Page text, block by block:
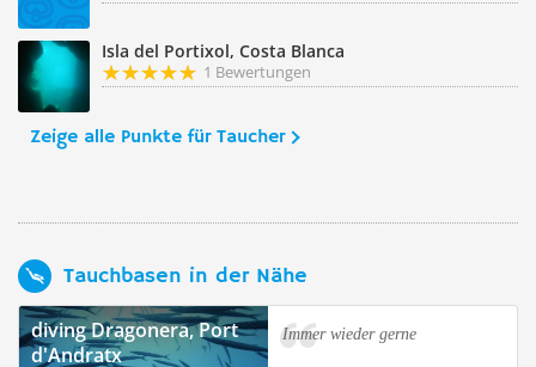
Isla del Portixol, Costa Blanca
1 Bewertungen
Zeige alle Punkte für Taucher
Tauchbasen in der Nähe
diving Dragonera, Port
d'Andratx
Immer wieder gerne